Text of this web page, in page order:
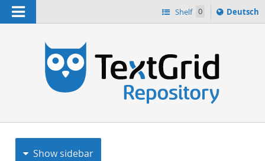
Navigation Shelf 0
Sprache
ï¿½ndern
Deutsch
Show sidebar